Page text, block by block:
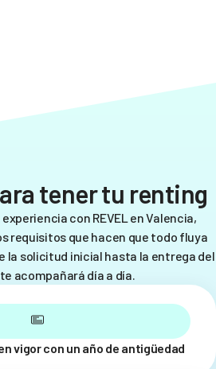
tener tu renting
con REVEL en Valencia,
requisitos que hacen que todo fluya
la solicitud inicial hasta la entrega del
acompañará día a día.
vigor con un año de antigüedad